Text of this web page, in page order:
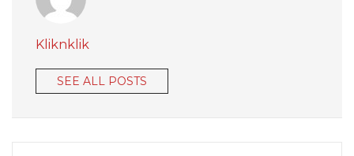
Kliknklik
SEE ALL POSTS